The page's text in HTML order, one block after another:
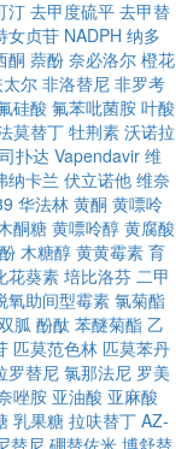
汀 去甲度硫平 去甲替
女贞苷 NADPH 纳多
酮 萘酚 奈必洛尔 橙花
尔 非洛替尼 非罗考
硅酸 氟苯吡菌胺 叶酸
莫替丁 牡荆素 沃诺拉
扑达 Vapendavir 维
纳卡兰 伏立诺他 维奈
华法林 黄酮 黄嘌呤
酮糖 黄嘌呤醇 黄腐酸
木糖醇 黄黄霉素 育
花葵素 培比洛芬 二甲
氧助间型霉素 氯菊酯
胍 酚酞 苯醚菊酯 乙
匹莫范色林 匹莫苯丹
罗替尼 氯那法尼 罗美
唑胺 亚油酸 亚麻酸
乳果糖 拉呋替丁 AZ-
替尼 硼替佐米 博舒替